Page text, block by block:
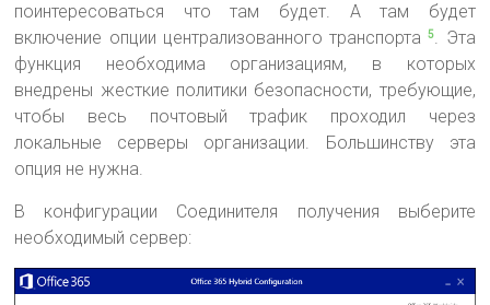
поинтересоваться что там будет. А там будет
включение опции централизованного транспорта
5. Эта
функция необходима организациям, в которых
внедрены жесткие политики безопасности, требующие,
чтобы весь почтовый трафик проходил через
локальные серверы организации. Большинству эта
опция не нужна.
В конфигурации Соединителя получения выберите
необходимый сервер: